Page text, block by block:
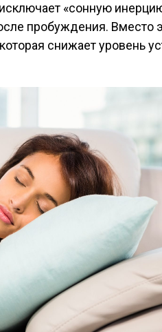
«сонную
пробуждения. Вместо
снижает уровень